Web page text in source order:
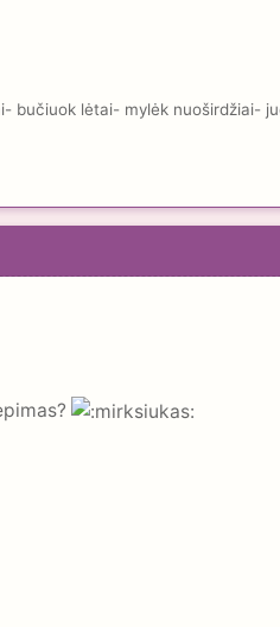
bučiuok lėtai- mylėk nuoširdžiai-